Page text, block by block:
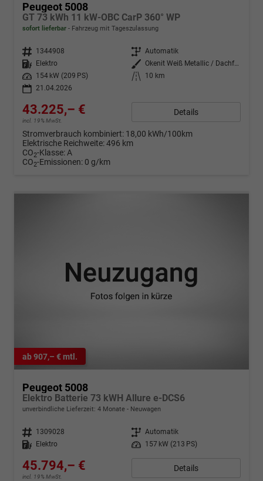
Peugeot 5008
GT 73 kWh 11 kW-OBC CarP 360° WP
sofort lieferbar Fahrzeug mit Tageszulassung
Fahrzeugnr. 1344908 Getriebe Automatik
Kraftstoff
Elektro Außenfarbe
Okenit Weiß Metallic / Dachfarbe
Leistung
154 kW (209 PS) Kilometerstand
10 km
21.04.2026
43.225,– €
incl. 19% MwSt.
Details
Stromverbrauch kombiniert: 18,00 kWh/100km
Elektrische Reichweite:496 km
CO2-Klasse:A
CO2-Emissionen: 0 g/km
ab 907,– € mtl.
Peugeot 5008
Elektro Batterie 73 kWH Allure e-DCS6
unverbindliche Lieferzeit: 4 Monate Neuwagen
Fahrzeugnr. 1309028 Getriebe Automatik
Kraftstoff
Elektro Leistung 157 kW (213 PS)
45.794,– €
incl. 19% MwSt.
Details